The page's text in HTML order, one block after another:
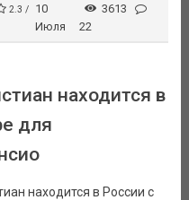
2.3 /
10
Июля
3613
22
находится в
для
находится в России с